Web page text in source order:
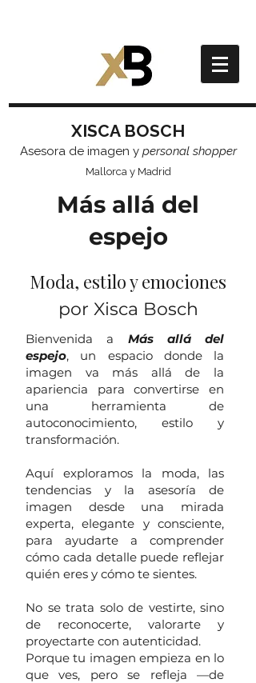
XISCA BOSCH
Asesora de imagen y personal shopper
Mallorca y Madrid
Más allá del
espejo
Moda, estilo y emociones
por Xisca Bosch
Bienvenida a Más allá del
espejo, un espacio donde la
imagen va más allá de la
apariencia para convertirse en
una herramienta de
autoconocimiento, estilo y
transformación.
Aquí exploramos la moda, las
tendencias y la asesoría de
imagen desde una mirada
experta, elegante y consciente,
para ayudarte a comprender
cómo cada detalle puede reflejar
quién eres y cómo te sientes.
No se trata solo de vestirte, sino
de reconocerte, valorarte y
proyectarte con autenticidad.
Porque tu imagen empieza en lo
que ves, pero se refleja —de